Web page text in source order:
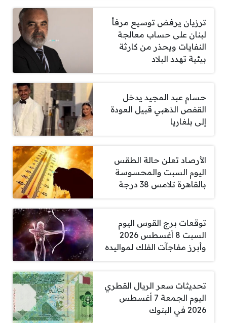
ترزيان يرفض توسيع مرفأ
لبنان على حساب معالجة
النفايات ويحذر من كارثة
بيئية تهدد البلاد
حسام عبد المجيد يدخل
القفص الذهبي قبيل العودة
إلى بلغاريا
الأرصاد تعلن حالة الطقس
اليوم السبت والمحسوسة
بالقاهرة تلامس 38 درجة
توقعات برج القوس اليوم
السبت 8 أغسطس 2026
وأبرز مفاجآت الفلك لمواليده
تحديثات سعر الريال القطري
اليوم الجمعة 7 أغسطس
2026 في البنوك